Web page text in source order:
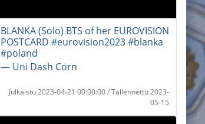
BLANKA (Solo) BTS of her EUROVISION
POSTCARD #eurovision2023 #blanka
#poland
― Uni Dash Corn
Julkaistu 2023-04-21 00:00:00 / Tallennettu 2023-
05-15